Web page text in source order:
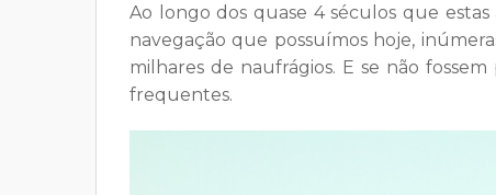
Ao longo dos quase 4 séculos que estas
navegação que possuímos hoje,
milhares de naufrágios. E se não
frequentes.